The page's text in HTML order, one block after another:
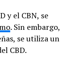
y el CBN, se
. Sin embargo,
se utiliza un
CBD.